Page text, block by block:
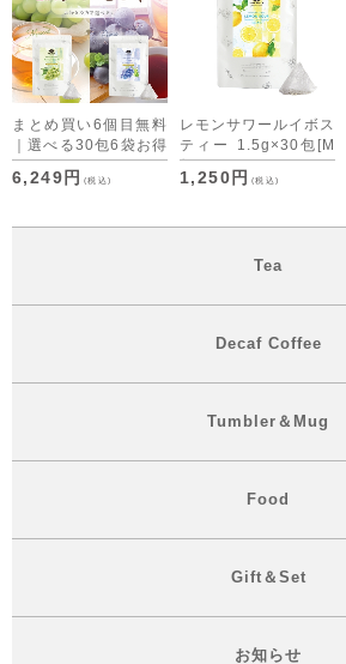
まとめ買い6個目無料
｜選べる30包6袋お得
セット デカフェコー
ヒーも仲間入り
6,249円 (税込)
レモンサワールイボス
ティー 1.5g×30包 [M
便 1/3]
1,250円 (税込)
Tea
Decaf Coffee
Tumbler＆Mug
Food
Gift＆Set
お知らせ